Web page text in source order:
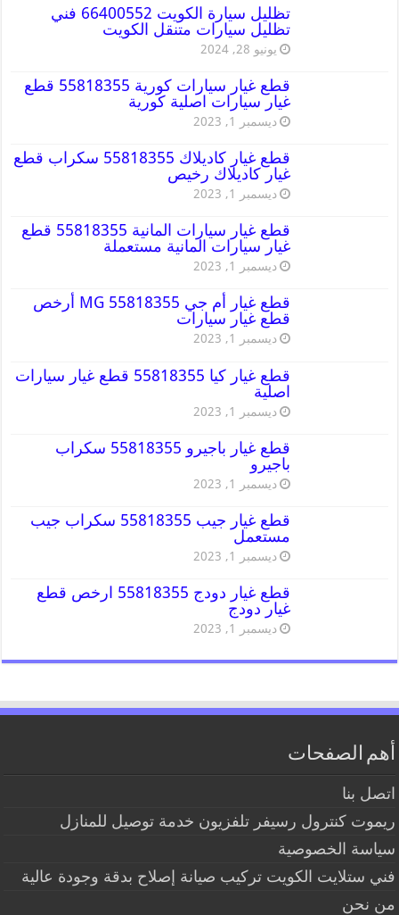
تظليل سيارة الكويت 66400552 فني
تظليل سيارات متنقل الكويت
يونيو 28, 2024
قطع غيار سيارات كورية 55818355 قطع
غيار سيارات اصلية كورية
ديسمبر 1, 2023
قطع غيار كاديلاك 55818355 سكراب قطع
غيار كاديلاك رخيص
ديسمبر 1, 2023
قطع غيار سيارات المانية 55818355 قطع
غيار سيارات المانية مستعملة
ديسمبر 1, 2023
قطع غيار أم جي MG 55818355 أرخص
قطع غيار سيارات
ديسمبر 1, 2023
قطع غيار كيا 55818355 قطع غيار سيارات
اصلية
ديسمبر 1, 2023
قطع غيار باجيرو 55818355 سكراب
باجيرو
ديسمبر 1, 2023
قطع غيار جيب 55818355 سكراب جيب
مستعمل
ديسمبر 1, 2023
قطع غيار دودج 55818355 ارخص قطع
غيار دودج
ديسمبر 1, 2023
أهم الصفحات
اتصل بنا
ريموت كنترول رسيفر تلفزيون خدمة توصيل للمنازل
سياسة الخصوصية
فني ستلايت الكويت تركيب صيانة إصلاح بدقة وجودة عالية
من نحن